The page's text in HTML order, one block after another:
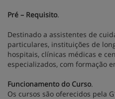
Pré – Requisito.
Destinado a assistentes de
particulares, instituições de
hospitais, clínicas médicas e
especializados, com formação
Funcionamento do Curso.
Os cursos são oferecidos pela